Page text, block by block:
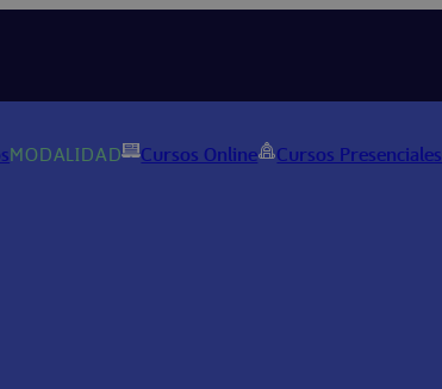
MODALIDAD Cursos Online Cursos Presenciales